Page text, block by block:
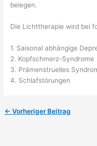
belegen.
Die Lichttherapie wird bei
1. Saisonal abhängige
2. Kopfschmerz-Syndrome
3. Prämenstruelles
4. Schlafstörungen
← Vorheriger Beitrag